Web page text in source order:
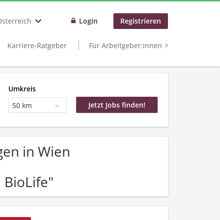
Login Registrieren
Karriere-Ratgeber Für Arbeitgeber:innen
Umkreis
50 km
in Wien